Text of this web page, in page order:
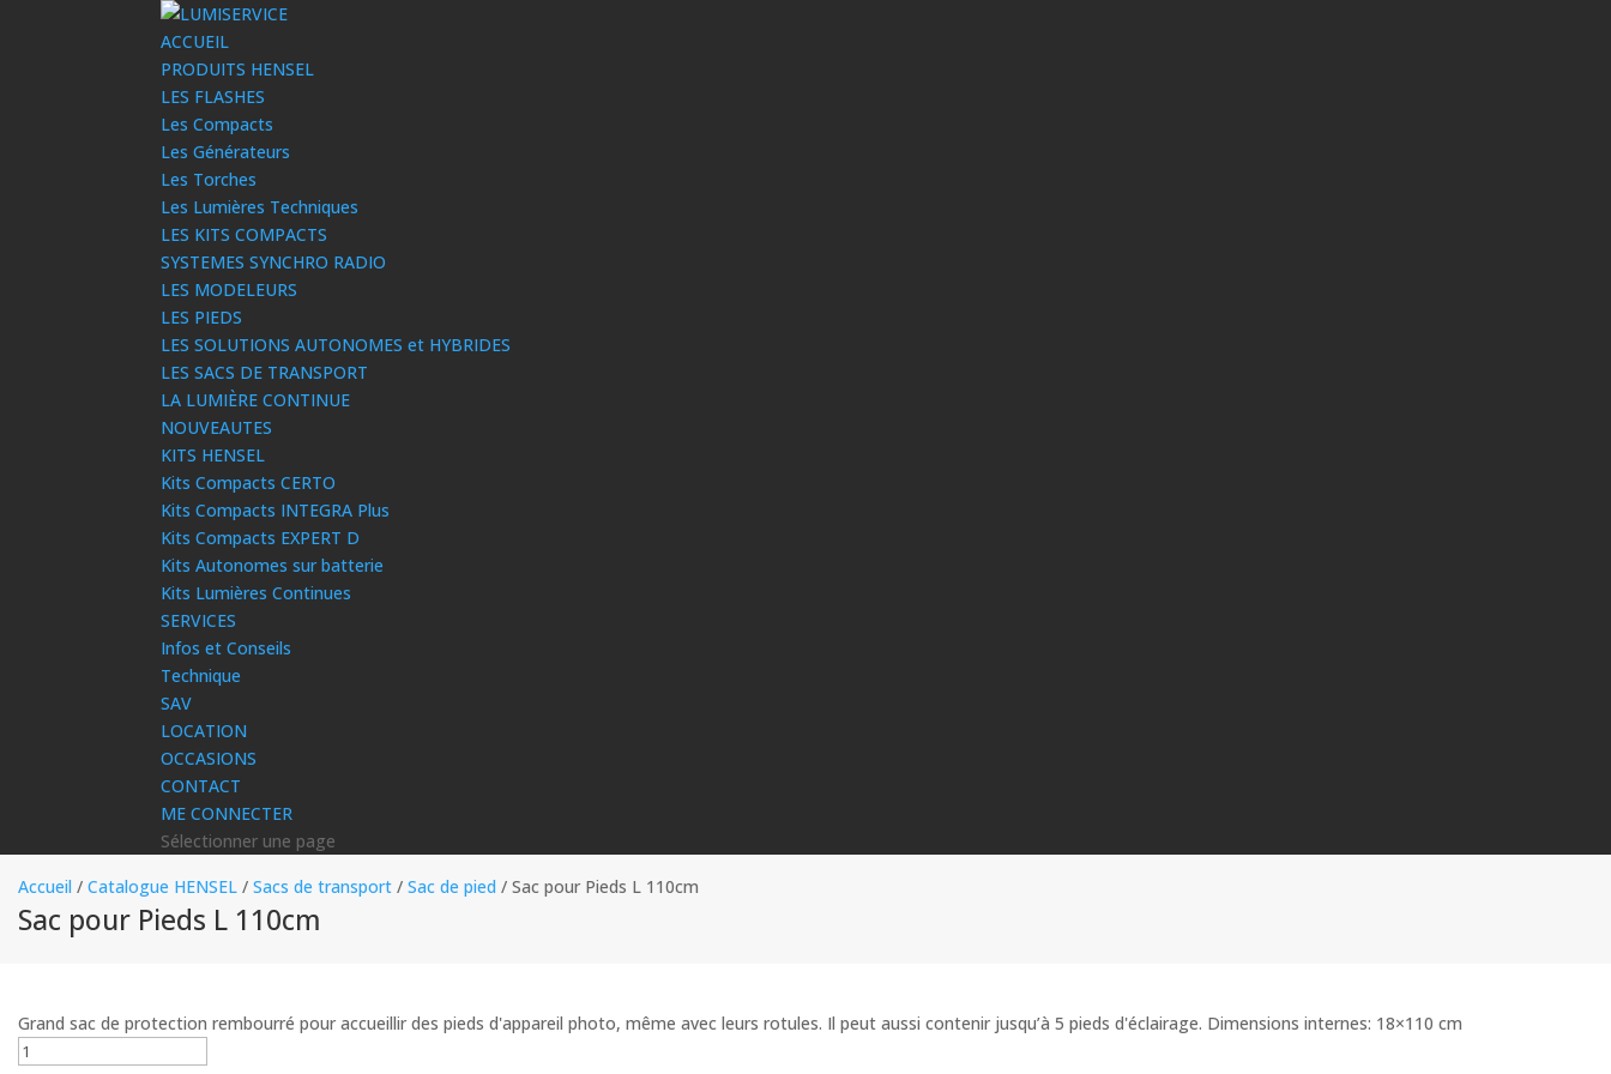
ACCUEIL
PRODUITS HENSEL
LES FLASHES
Les Compacts
Les Générateurs
Les Torches
Les Lumières Techniques
LES KITS COMPACTS
SYSTEMES SYNCHRO RADIO
LES MODELEURS
LES PIEDS
LES SOLUTIONS AUTONOMES et HYBRIDES
LES SACS DE TRANSPORT
LA LUMIÈRE CONTINUE
NOUVEAUTES
KITS HENSEL
Kits Compacts CERTO
Kits Compacts INTEGRA Plus
Kits Compacts EXPERT D
Kits Autonomes sur batterie
Kits Lumières Continues
SERVICES
Infos et Conseils
Technique
SAV
LOCATION
OCCASIONS
CONTACT
ME CONNECTER
Sélectionner une page
Accueil / Catalogue HENSEL / Sacs de transport / Sac de pied / Sac pour Pieds L 110cm
Sac pour Pieds L 110cm
Grand sac de protection rembourré pour accueillir des pieds d'appareil photo, même avec leurs rotules. Il peut aussi contenir jusqu’à 5 pieds d'éclairage. Dimensions internes: 18×110 cm
quantité